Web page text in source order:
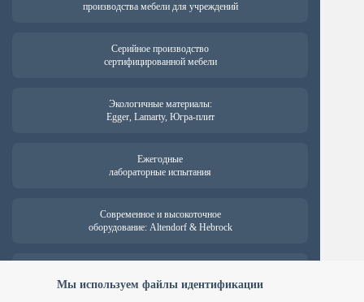
Мы используем файлы идентификации
производства мебели для учреждений
Серийное производство
сертифицированной мебели
Экологичные материалы:
Egger, Lamarty, Югра-плит
Ежегодные
лабораторные испытания
Современное и высокоточное
оборудование: Altendorf & Hebrock
от 18 месяцев